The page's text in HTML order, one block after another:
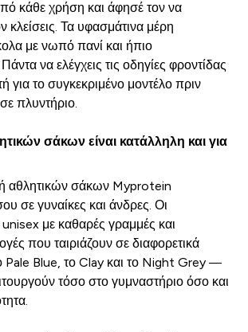
κάθε χρήση και άφησέ τον να
κλείσεις. Τα υφασμάτινα μέρη
με νωπό πανί και ήπιο
να ελέγχεις τις οδηγίες φροντίδας
για το συγκεκριμένο μοντέλο πριν
πλυντήριο.
σάκων είναι κατάλληλη και για
αθλητικών σάκων Myprotein
σε γυναίκες και άνδρες. Οι
unisex με καθαρές γραμμές και
που ταιριάζουν σε διαφορετικά
Pale Blue, το Clay και το Night Grey —
τόσο στο γυμναστήριο όσο και